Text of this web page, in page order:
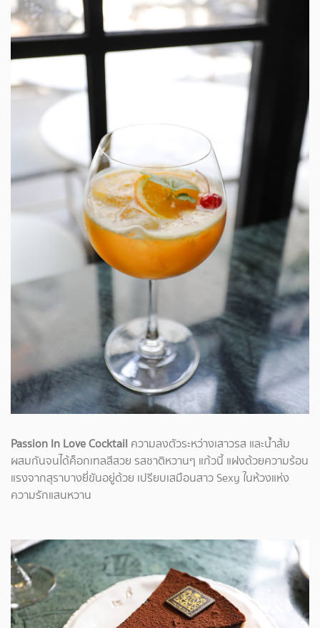
Passion In Love Cocktail ความลงตัวระหว่างเสาวรส และน้ำส้ม
ผสมกันจนได้ค็อกเทลสีสวย รสชาติหวานๆ แก้วนี้ แฝงด้วยความร้อน
แรงจากสุราบางยี่ขันอยู่ด้วย เปรียบเสมือนสาว Sexy ในห้วงแห่ง
ความรักแสนหวาน